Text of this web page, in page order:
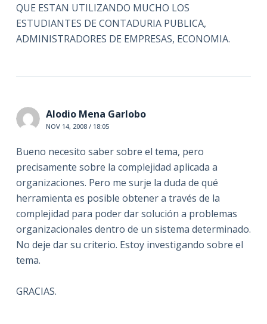
QUE ESTAN UTILIZANDO MUCHO LOS
ESTUDIANTES DE CONTADURIA PUBLICA,
ADMINISTRADORES DE EMPRESAS, ECONOMIA.
Alodio Mena Garlobo
NOV 14, 2008 / 18:05
Bueno necesito saber sobre el tema, pero
precisamente sobre la complejidad aplicada a
organizaciones. Pero me surje la duda de qué
herramienta es posible obtener a través de la
complejidad para poder dar solución a problemas
organizacionales dentro de un sistema determinado.
No deje dar su criterio. Estoy investigando sobre el
tema.
GRACIAS.